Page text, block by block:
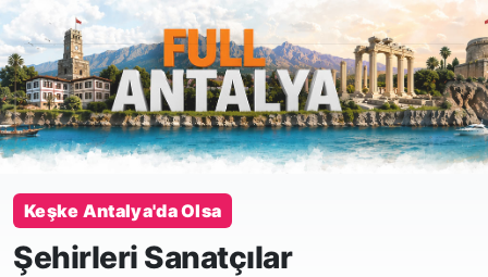
Keşke Antalya'da Olsa
Şehirleri Sanatçılar